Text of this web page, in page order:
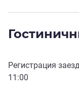
Регистрация
11:00